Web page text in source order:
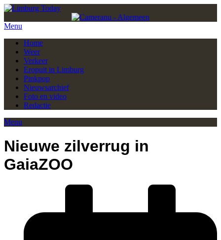
Menu
Home
Weer
Verkeer
Eropuit in Limburg
Pinkpop
Nieuwsarchief
Foto en video
Redactie
Menu
Nieuwe zilverrug in
GaiaZOO